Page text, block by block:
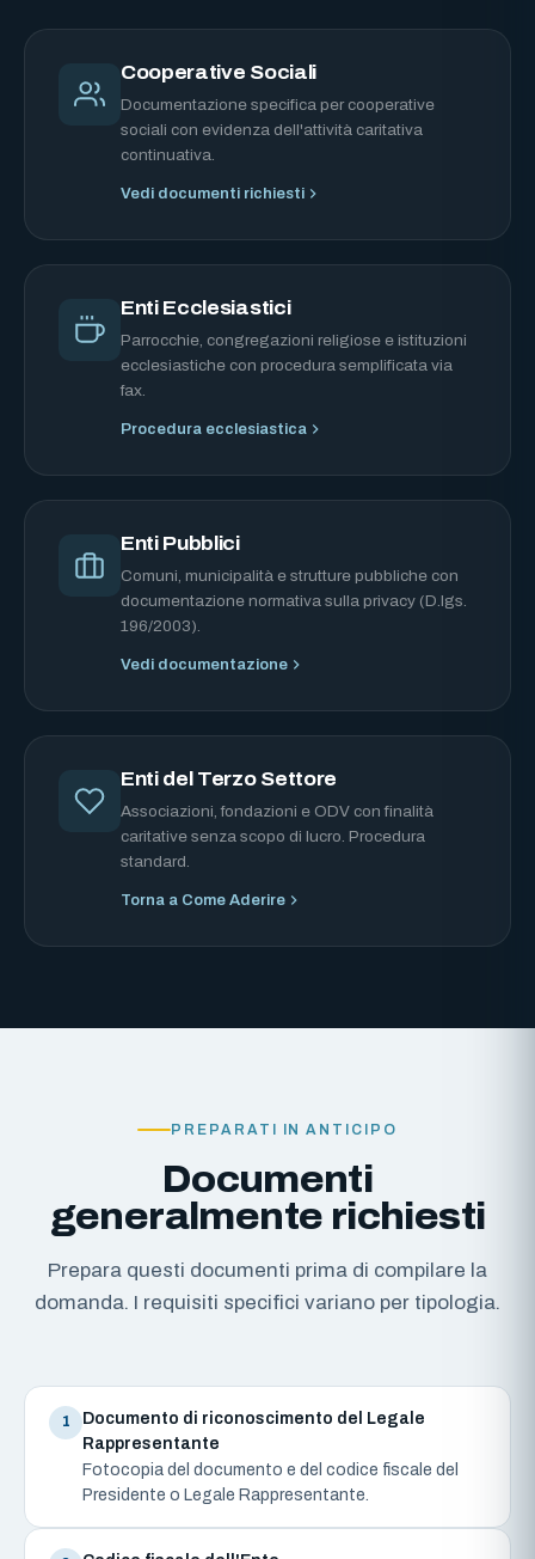
Cooperative Sociali
Documentazione specifica per cooperative
sociali con evidenza dell'attività caritativa
continuativa.
Vedi documenti richiesti
Enti Ecclesiastici
Parrocchie, congregazioni religiose e istituzioni
ecclesiastiche con procedura semplificata via
fax.
Procedura ecclesiastica
Enti Pubblici
Comuni, municipalità e strutture pubbliche con
documentazione normativa sulla privacy (D.lgs.
196/2003).
Vedi documentazione
Enti del Terzo Settore
Associazioni, fondazioni e ODV con finalità
caritative senza scopo di lucro. Procedura
standard.
Torna a Come Aderire
PREPARATI IN ANTICIPO
Documenti
generalmente richiesti
Prepara questi documenti prima di compilare la
domanda. I requisiti specifici variano per tipologia.
1
Documento di riconoscimento del Legale
Rappresentante
Fotocopia del documento e del codice fiscale del
Presidente o Legale Rappresentante.